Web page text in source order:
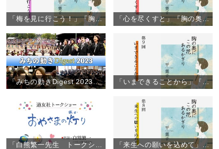
「梅を見に行こう！」『胸の奥にこの花あるかぎり』（11） 「心を尽くすと」『胸の奥にこの花あるかぎり』（10）
「みちの動きDigest 2023」（2023年12月12日） 「いまできることから」『胸の奥にこの花あるかぎり』（9）
「来生への願いを込めて」『胸の奥にこの花あるかぎり』（8）